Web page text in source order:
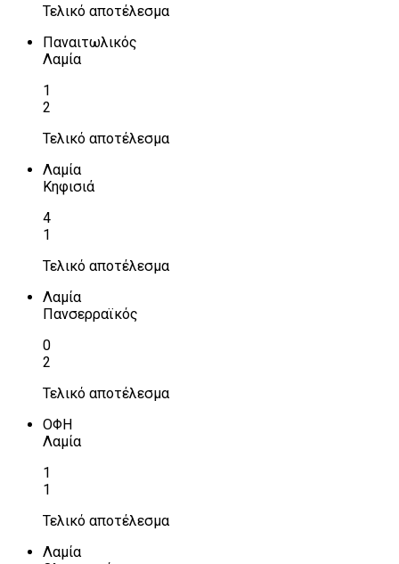
Τελικό αποτέλεσμα
Παναιτωλικός
Λαμία
1
2
Τελικό αποτέλεσμα
Λαμία
Κηφισιά
4
1
Τελικό αποτέλεσμα
Λαμία
Πανσερραϊκός
0
2
Τελικό αποτέλεσμα
ΟΦΗ
Λαμία
1
1
Τελικό αποτέλεσμα
Λαμία